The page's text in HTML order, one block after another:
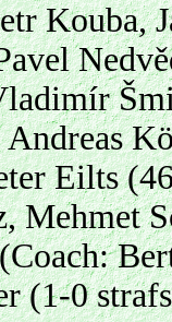
Kouba,
Andreas
Eilts
Mehmet
(1-0